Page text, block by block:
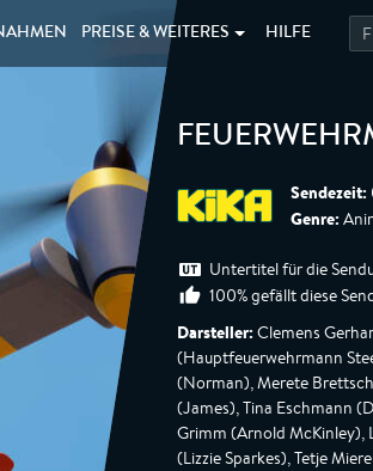
PREISE & WEITERES HILFE
Sendezeit:
Genre:
Untertitel für die
100% gefällt diese
Darsteller: Clemens
(Hauptfeuerwehrmann
(Norman), Merete
(James), Tina Eschmann
Grimm (Arnold McKinley),
(Lizzie Sparkes), Tetje